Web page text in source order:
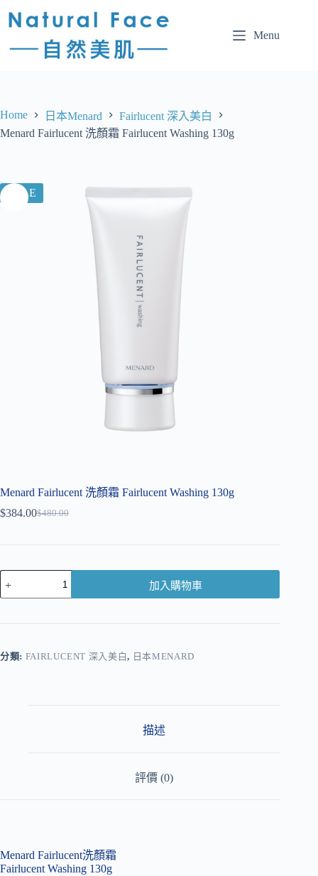
Menu
Home 日本Menard
Fairlucent 深入美白
Menard Fairlucent 洗顏霜 Fairlucent Washing 130g
SALE
Menard Fairlucent 洗顏霜 Fairlucent Washing 130g
$480.00
$384.00
加入購物車
r
分類: FAIRLUCENT 深入美白, 日本MENARD
描述
評價 (0)
Menard Fairlucent洗顏霜
Fairlucent Washing 130g